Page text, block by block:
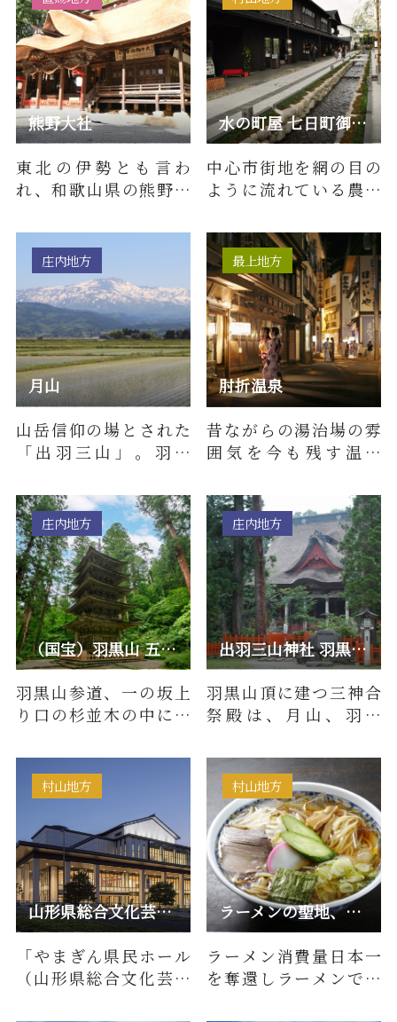
熊野大社
東北の伊勢とも言わ
れ、和歌山県の熊野三
神社とともに日本三熊
野の一つに…
水の町屋 七日町御殿堰
中心市街地を網の目の
ように流れている農業
一つ「御殿堰」を石積
み水路に…
月山
庄内地方
山岳信仰の場とされた
「出羽三山」。羽黒
う3つの山の総称です。
羽黒山は…
肘折温泉
最上地方
昔ながらの湯治場の雰
囲気を今も残す温泉
質な湯、ゆったりした
素朴な町並…
（国宝）羽黒山 五重塔 【12年分のご利益！ 令和８年「羽黒山…
庄内地方
羽黒山参道、一の坂上
り口の杉並木の中にあ
古の塔といわれ、平将
門の創建…
出羽三山神社 羽黒山三神合祭殿 【令和8年 羽黒山午年御縁年】
庄内地方
羽黒山頂に建つ三神合
祭殿は、月山、羽黒
っています。月山は死後
の安楽を…
山形県総合文化芸術館
村山地方
「やまぎん県民ホール
（山形県総合文化芸術
ラーメンの聖地、山形市
村山地方
ラーメン消費量日本一
を奪還しラーメンでの